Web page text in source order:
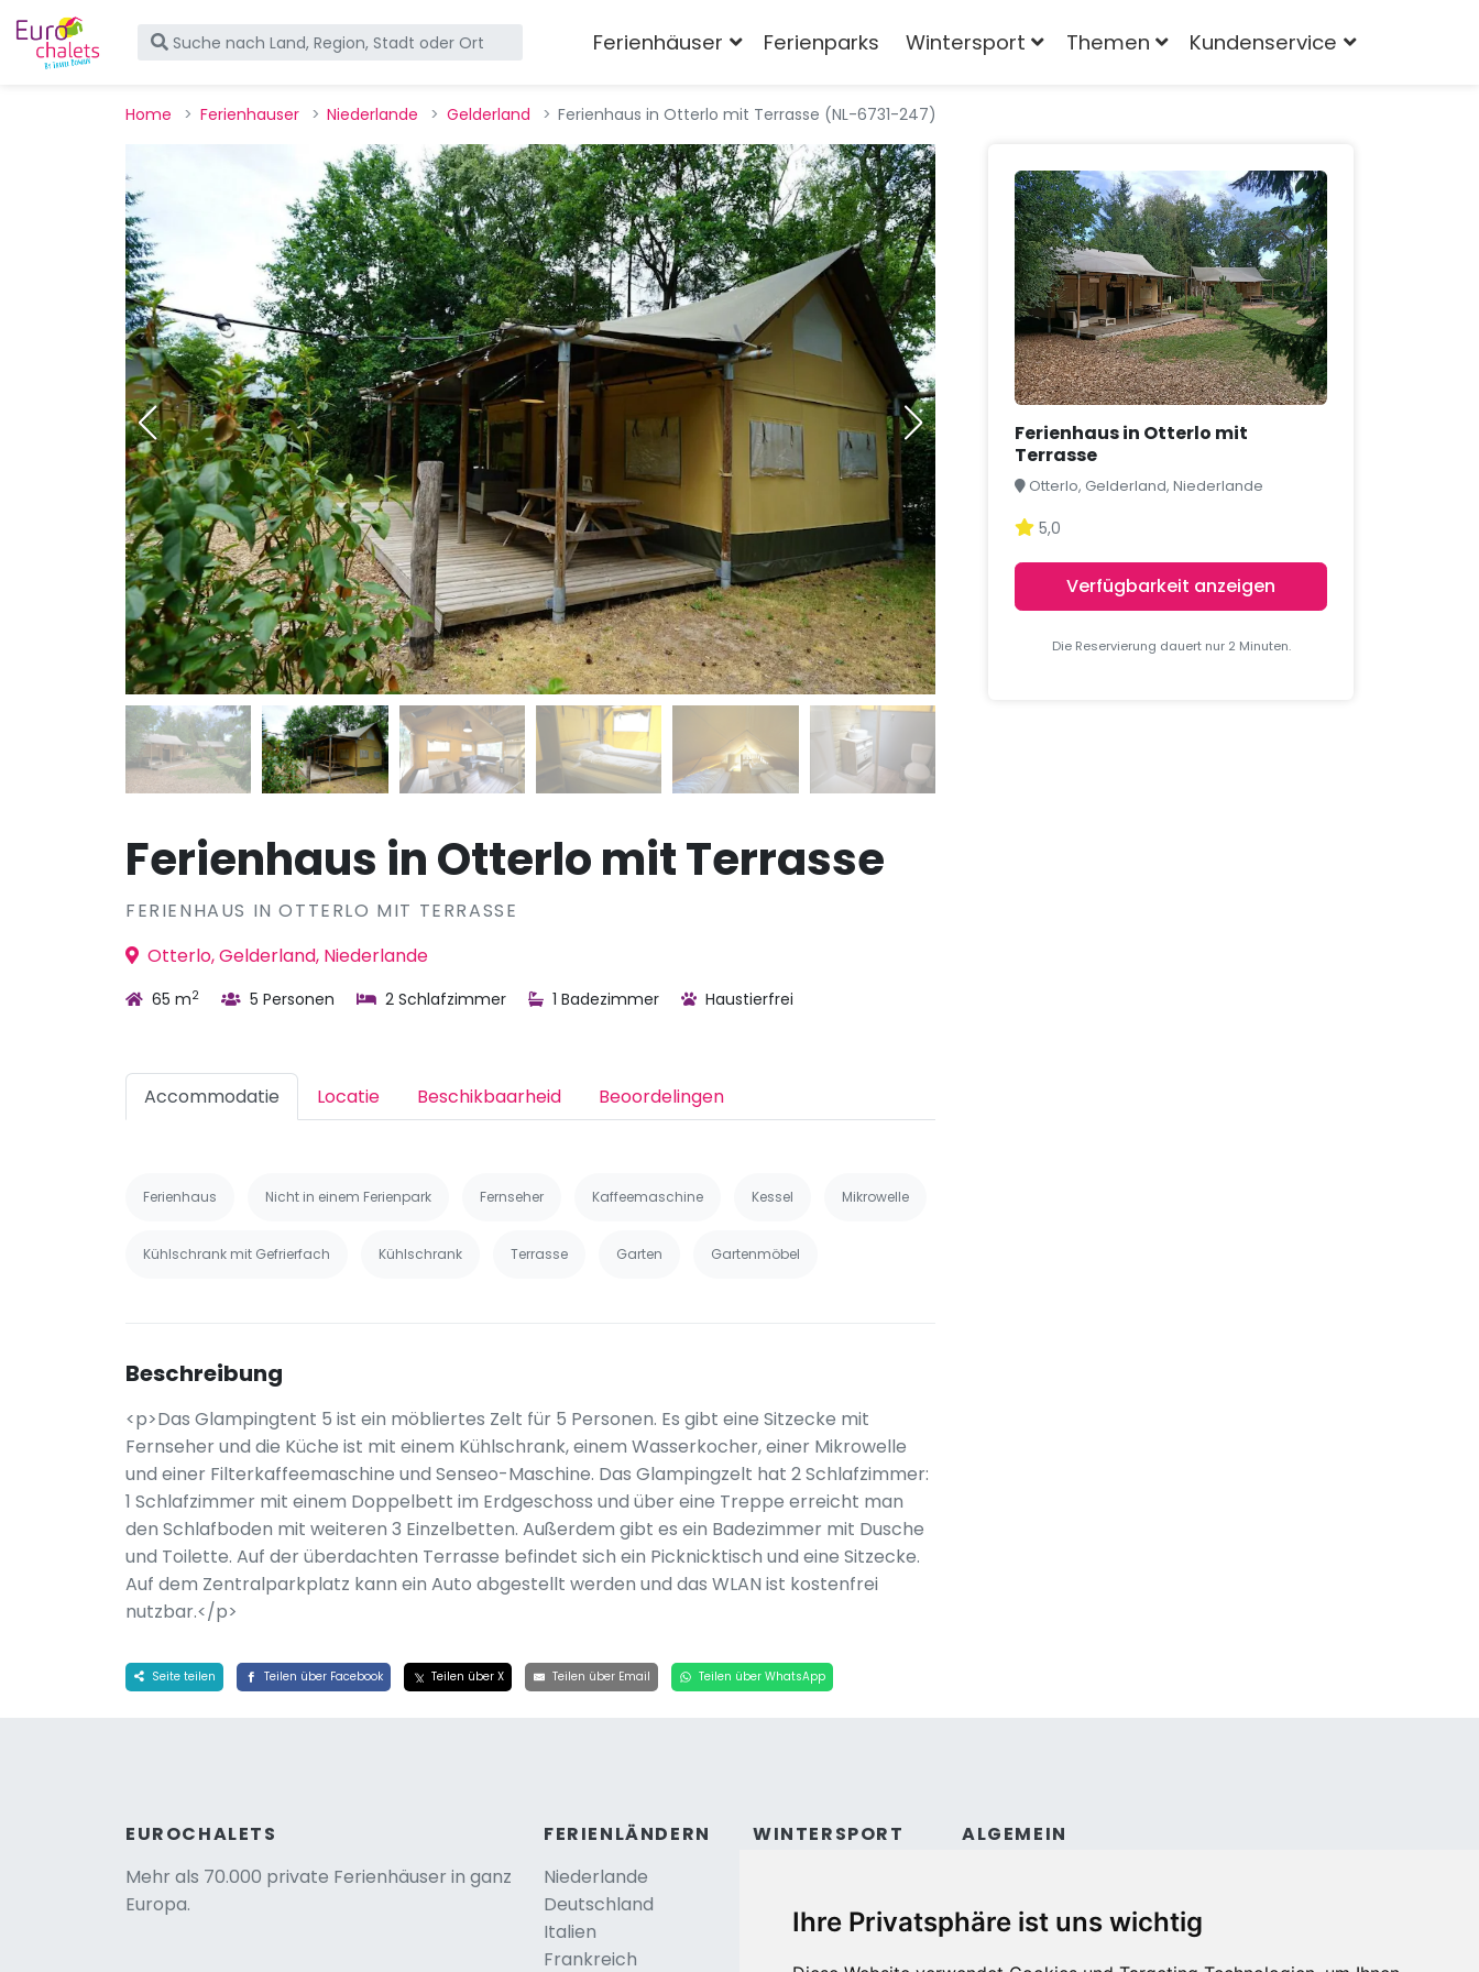
Ihre Privatsphäre ist uns wichtig
Ferienhäuser Ferienparks Wintersport Themen Kundenservice
Home Ferienhauser Niederlande Gelderland Ferienhaus in Otterlo mit Terrasse (NL-6731-247)
Ferienhaus in Otterlo mit Terrasse
FERIENHAUS IN OTTERLO MIT TERRASSE
Otterlo, Gelderland, Niederlande
65 m2 5 Personen 2 Schlafzimmer 1 Badezimmer Haustierfrei
Accommodatie Locatie Beschikbaarheid Beoordelingen
Ferienhaus Nicht in einem Ferienpark Fernseher Kaffeemaschine Kessel Mikrowelle
Kühlschrank mit Gefrierfach Kühlschrank Terrasse Garten Gartenmöbel
Beschreibung
<p>Das Glampingtent 5 ist ein möbliertes Zelt für 5 Personen. Es gibt eine Sitzecke mit
Fernseher und die Küche ist mit einem Kühlschrank, einem Wasserkocher, einer Mikrowelle
und einer Filterkaffeemaschine und Senseo-Maschine. Das Glampingzelt hat 2 Schlafzimmer:
1 Schlafzimmer mit einem Doppelbett im Erdgeschoss und über eine Treppe erreicht man
den Schlafboden mit weiteren 3 Einzelbetten. Außerdem gibt es ein Badezimmer mit Dusche
und Toilette. Auf der überdachten Terrasse befindet sich ein Picknicktisch und eine Sitzecke.
Auf dem Zentralparkplatz kann ein Auto abgestellt werden und das WLAN ist kostenfrei
nutzbar.</p>
Seite teilen Teilen über Facebook Teilen über X Teilen über Email Teilen über WhatsApp
Ferienhaus in Otterlo mit
Terrasse
Otterlo, Gelderland, Niederlande
5,0
Verfügbarkeit anzeigen
Die Reservierung dauert nur 2 Minuten.
EUROCHALETS
Mehr als 70.000 private Ferienhäuser in ganz
Europa.
FERIENLÄNDERN
Niederlande
Deutschland
Italien
Frankreich
WINTERSPORT
Schweiz
ALGEMEIN
Bedingungen und konditionen